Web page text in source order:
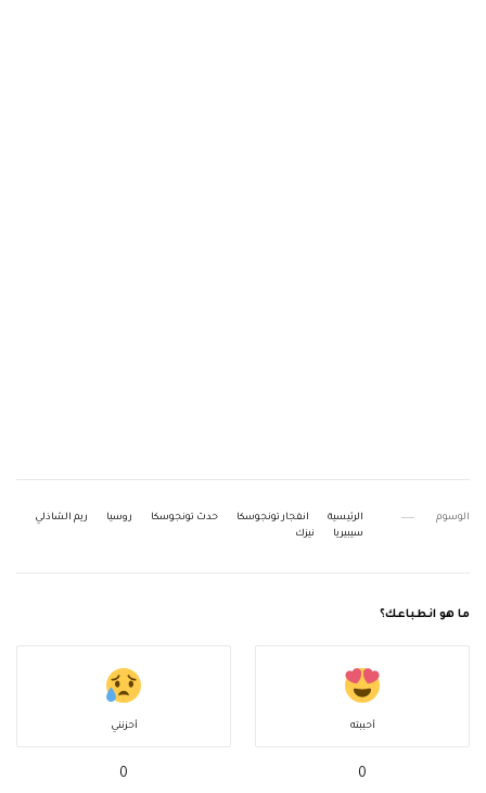
الوسوم الرئيسية انفجار تونجوسكا حدث تونجوسكا روسيا
ريم الشاذلي
سيبيريا
نيزك
ما هو انطباعك؟
أحببته
0
أحزنني
0